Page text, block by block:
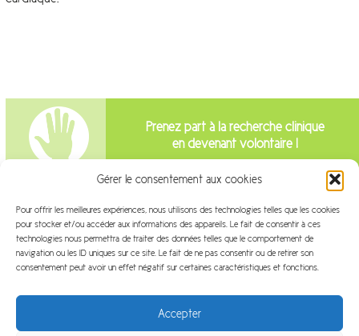
Gérer le consentement aux cookies
Pour offrir les meilleures expériences, nous utilisons des technologies telles que les cookies
pour stocker et/ou accéder aux informations des appareils. Le fait de consentir à ces
technologies nous permettra de traiter des données telles que le comportement de
navigation ou les ID uniques sur ce site. Le fait de ne pas consentir ou de retirer son
consentement peut avoir un effet négatif sur certaines caractéristiques et fonctions.
Accepter
Prenez part à la recherche clinique
en devenant volontaire !
Intéressé par la recherche clinique?
Venez travailler avec nous!